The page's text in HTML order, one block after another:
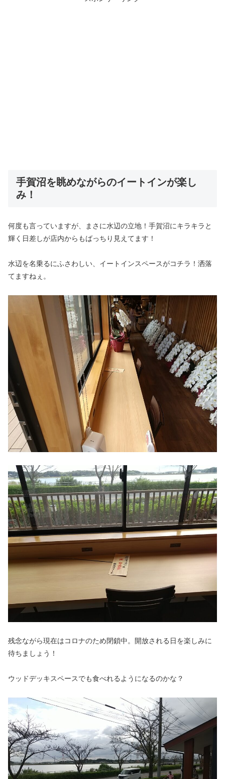
手賀沼を眺めながらのイートインが楽し
み！
何度も言っていますが、まさに水辺の立地！手賀沼にキラキラと
輝く日差しが店内からもばっちり見えてます！
水辺を名乗るにふさわしい、イートインスペースがコチラ！洒落
てますねぇ。
残念ながら現在はコロナのため閉鎖中。開放される日を楽しみに
待ちましょう！
ウッドデッキスペースでも食べれるようになるのかな？